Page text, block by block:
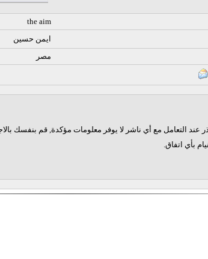
the aim
ايمن حسين
مصر
عند التعامل مع أي ناشر لا يوفر معلومات مؤكدة, قم بنفسك
بأي اتفاق.